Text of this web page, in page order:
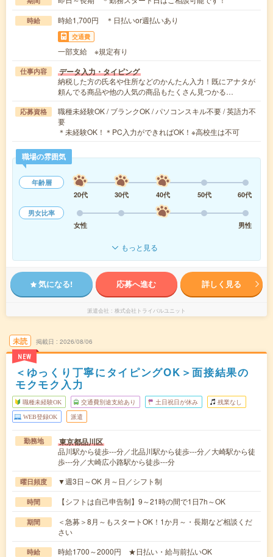
時給 時給1,700円 ＊日払いor週払いあり
交通費
一部支給 ※規定有り
仕事内容 データ入力・タイピング
納税した方の氏名や住所などのかんたん入力！既にアナタが
頼んでる商品や他の人気の商品もたくさん見つかる…
応募資格
職種未経験OK / ブランクOK / パソコンスキル不要 / 英語力不
要
＊未経験OK！＊PC入力ができればOK！※高校生は不可
職場の雰囲気
年齢層
20代
30代 40代 50代
60代
男女比率
女性
男性
もっと見る
気になる! 応募へ進む 詳しく見る
派遣会社 株式会社トライバルユニット
未読
NEW
掲載日 2026/08/06
＜ゆっくり丁寧にタイピングOK＞面接結果の
モクモク入力
職種未経験OK 交通費別途支給あり 土日祝日が休み 残業なし
WEB登録OK 派遣
勤務地 東京都品川区
品川駅から徒歩---分／北品川駅から徒歩---分／大崎駅から徒
歩---分／大崎広小路駅から徒歩---分
曜日頻度 ▼週3日～OK 月～日／シフト制
時間 【シフトは自己申告制】9～21時の間で1日7h～OK
期間
＜急募＞8月～もスタートOK！1か月～・長期など相談くだ
さい
時給 時給1700～2000円 ★日払い・給与前払いOK